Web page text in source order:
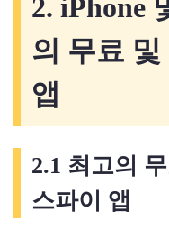
2. iPhone
의 무료 및
앱
2.1 최고의
스파이 앱